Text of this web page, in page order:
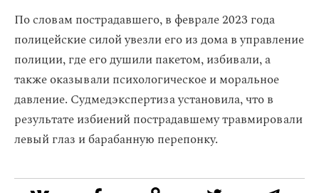
По словам пострадавшего, в феврале 2023 года
полицейские силой увезли его из дома в управление
полиции, где его душили пакетом, избивали, а
также оказывали психологическое и моральное
давление. Судмедэкспертиза установила, что в
результате избиений пострадавшему травмировали
левый глаз и барабанную перепонку.